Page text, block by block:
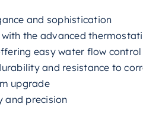
and sophistication
the advanced
easy water flow control
and resistance to
upgrade
and precision